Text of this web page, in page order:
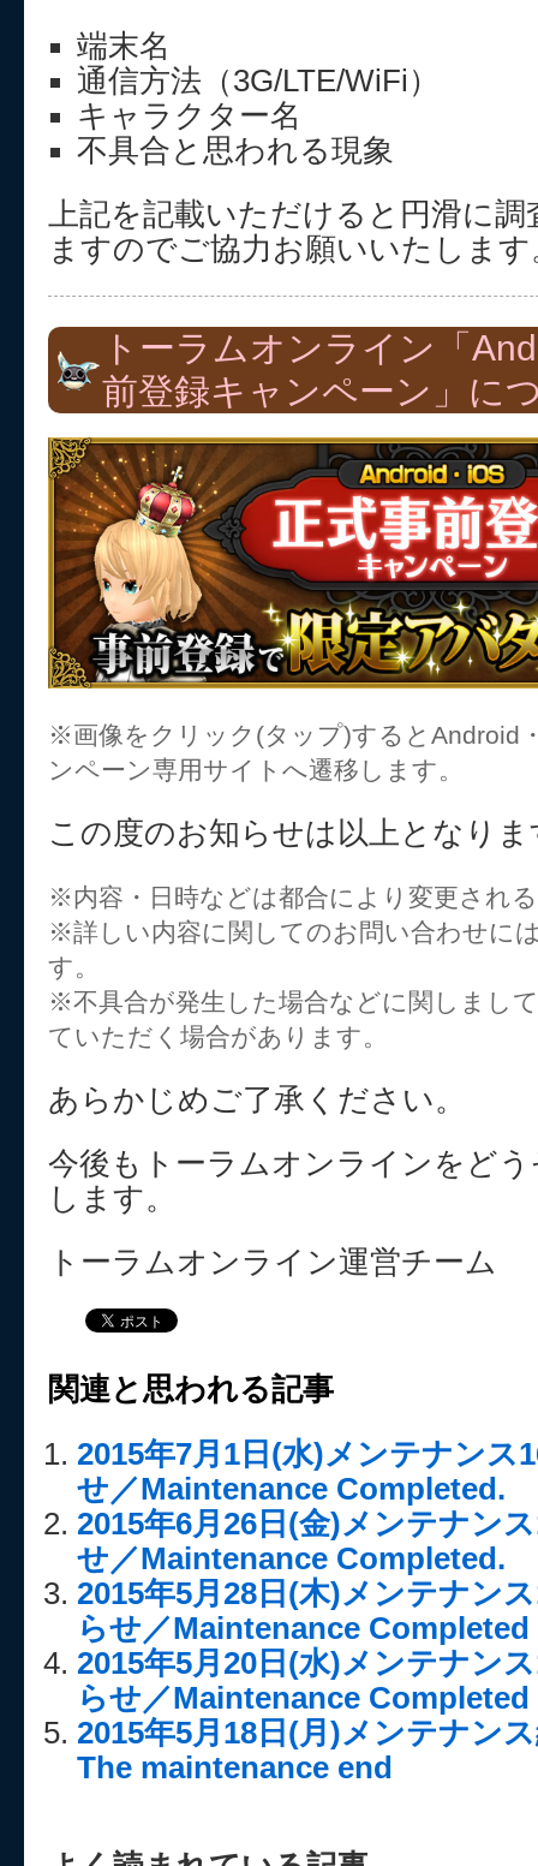
端末名
通信方法（3G/LTE/WiFi）
キャラクター名
不具合と思われる現象
上記を記載いただけると円滑に
ますのでご協力お願いいたします
トーラムオンライン「
前登録キャンペーン」に
※画像をクリック(タップ)するとAndroid
ンペーン専用サイトへ遷移します。
この度のお知らせは以上となりま
※内容・日時などは都合により変更され
※詳しい内容に関してのお問い合わせに
す。
※不具合が発生した場合などに関しまし
ていただく場合があります。
あらかじめご了承ください。
今後もトーラムオンラインをど
します。
トーラムオンライン運営チーム
関連と思われる記事
2015年7月1日(水)メンテナンス
せ／Maintenance Completed.
2015年6月26日(金)メンテナン
せ／Maintenance Completed.
2015年5月28日(木)メンテナン
らせ／Maintenance Completed
2015年5月20日(水)メンテナン
らせ／Maintenance Completed
2015年5月18日(月)メンテナン
The maintenance end